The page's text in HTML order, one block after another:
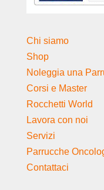
Chi siamo
Shop
Noleggia una
Corsi e Master
Rocchetti World
Lavora con noi
Servizi
Parrucche
Contattaci